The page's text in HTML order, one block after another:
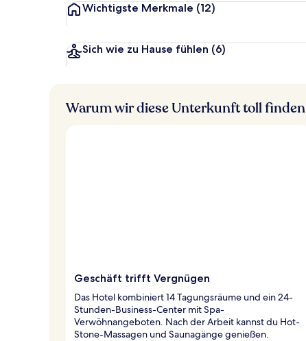
Wichtigste Merkmale (12)
Sich wie zu Hause fühlen (6)
Warum wir diese Unterkunft toll finden
Geschäft trifft Vergnügen
Das Hotel kombiniert 14 Tagungsräume und ein 24-
Stunden-Business-Center mit Spa-
Verwöhnangeboten. Nach der Arbeit kannst du Hot-
Stone-Massagen und Saunagänge genießen.